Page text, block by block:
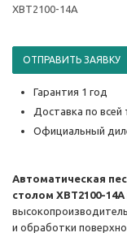
XBT2100-14A
ОТПРАВИТЬ ЗАЯВКУ
Гарантия 1 год
Доставка по
Официальный
Автоматическая
столом XBT2100-14A
и обработки